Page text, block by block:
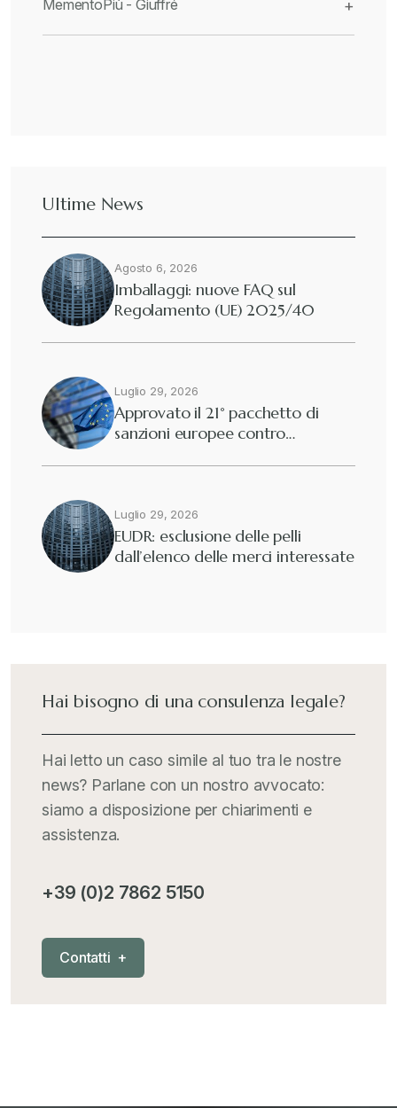
MementoPiù - Giuffré +
Ultime News
Agosto 6, 2026
Imballaggi: nuove FAQ sul
Regolamento (UE) 2025/40
Luglio 29, 2026
Approvato il 21° pacchetto di
sanzioni europee contro…
Luglio 29, 2026
EUDR: esclusione delle pelli
dall’elenco delle merci interessate
Hai bisogno di una consulenza legale?
Hai letto un caso simile al tuo tra le nostre
news? Parlane con un nostro avvocato:
siamo a disposizione per chiarimenti e
assistenza.
+39 (0)2 7862 5150
Contatti +